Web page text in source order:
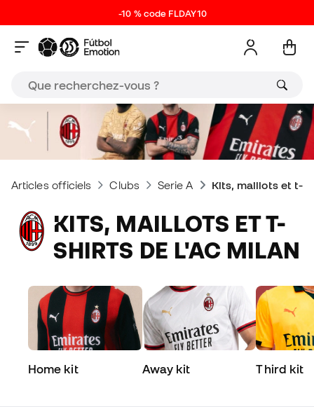
-10 % code FLDAY10
Articles officiels Clubs Serie A Kits, maillots et t-
KITS, MAILLOTS ET T-
SHIRTS DE L'AC MILAN
Home kit Away kit Third kit